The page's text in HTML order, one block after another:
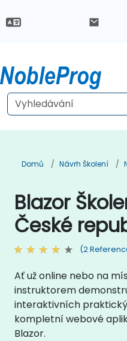
Domů Návrh Školení
Blazor
České
(2
Ať už online nebo na
instruktorem
interaktivních
kompletní webové
Blazor.